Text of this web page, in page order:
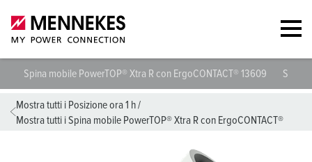
Spina mobile PowerTOP® Xtra R con ErgoCONTACT® 13609
Mostra tutti i Posizione ora 1 h/
Mostra tutti i Spina mobile PowerTOP® Xtra R con ErgoCONTACT®